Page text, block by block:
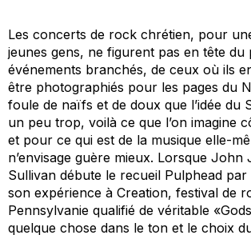
Les concerts de rock chrétien, pour
jeunes gens, ne figurent pas en tête du
événements branchés, de ceux où ils
être photographiés pour les pages du
foule de naïfs et de doux que l’idée du
un peu trop, voilà ce que l’on imagine
et pour ce qui est de la musique elle-
n’envisage guère mieux. Lorsque John
Sullivan débute le recueil Pulphead par
son expérience à Creation, festival de
Pennsylvanie qualifié de véritable
quelque chose dans le ton et le choix